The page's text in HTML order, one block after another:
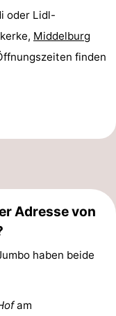
oder Lidl-
Middelburg
finden
Adresse von
haben beide
am